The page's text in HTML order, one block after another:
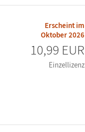
Erscheint im
Oktober 2026
10,99 EUR
Einzellizenz